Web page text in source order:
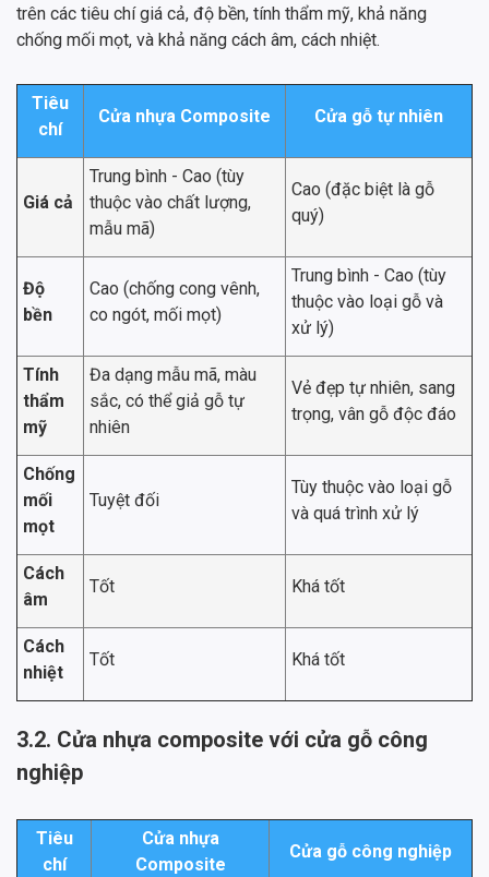
trên các tiêu chí giá cả, độ bền, tính thẩm mỹ, khả năng
chống mối mọt, và khả năng cách âm, cách nhiệt.
Tiêu
chí
Cửa nhựa Composite Cửa gỗ tự nhiên
Giá cả
Trung bình - Cao (tùy
thuộc vào chất lượng,
mẫu mã)
Cao (đặc biệt là gỗ
quý)
Độ
bền
Cao (chống cong vênh,
co ngót, mối mọt)
Trung bình - Cao (tùy
thuộc vào loại gỗ và
xử lý)
Tính
thẩm
mỹ
Đa dạng mẫu mã, màu
sắc, có thể giả gỗ tự
nhiên
Vẻ đẹp tự nhiên, sang
trọng, vân gỗ độc đáo
Chống
mối
mọt
Tuyệt đối
Tùy thuộc vào loại gỗ
và quá trình xử lý
Cách
âm
Tốt Khá tốt
Cách
nhiệt
Tốt Khá tốt
3.2. Cửa nhựa composite với cửa gỗ công
nghiệp
Tiêu
chí
Cửa nhựa
Composite
Cửa gỗ công nghiệp